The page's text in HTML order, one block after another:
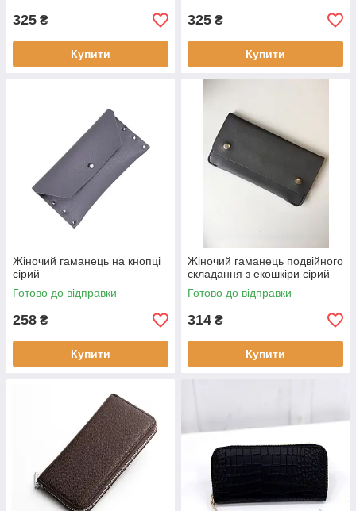
325 ₴
Купити
325 ₴
Купити
Жіночий гаманець на кнопці
сірий
Готово до відправки
258 ₴
Купити
Жіночий гаманець подвійного
складання з екошкіри сірий
Готово до відправки
314 ₴
Купити